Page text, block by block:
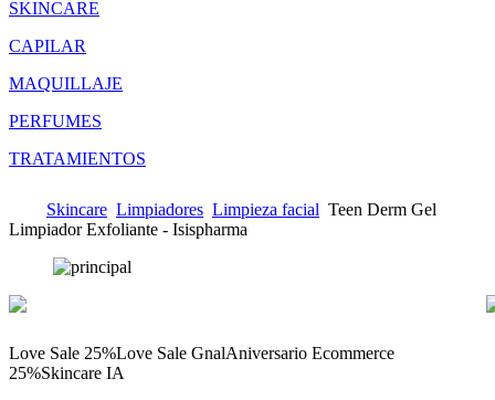
SKINCARE
CAPILAR
MAQUILLAJE
PERFUMES
TRATAMIENTOS
Skincare Limpiadores Limpieza facial Teen Derm Gel
Limpiador Exfoliante - Isispharma
Love Sale 25%Love Sale GnalAniversario Ecommerce
25%Skincare IA